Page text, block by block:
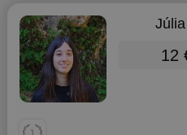
12